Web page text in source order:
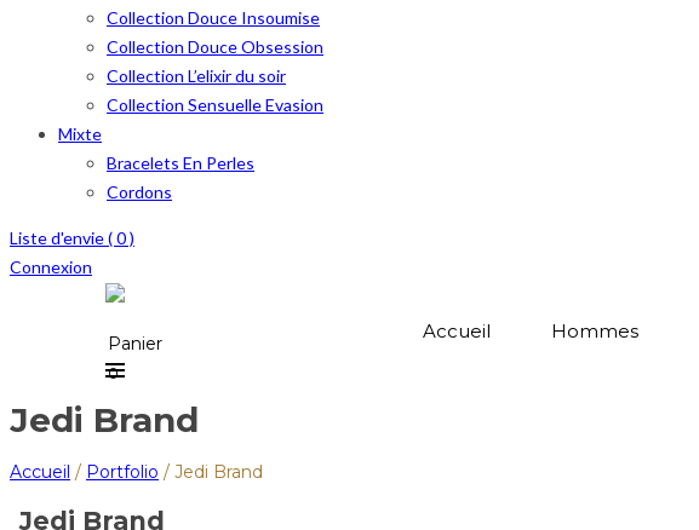
Collection Douce Insoumise
Collection Douce Obsession
Collection L’elixir du soir
Collection Sensuelle Evasion
Mixte
Bracelets En Perles
Cordons
Liste d'envie (0)
Connexion
Accueil Hommes
Panier
0
Jedi Brand
Accueil / Portfolio / Jedi Brand
Jedi Brand